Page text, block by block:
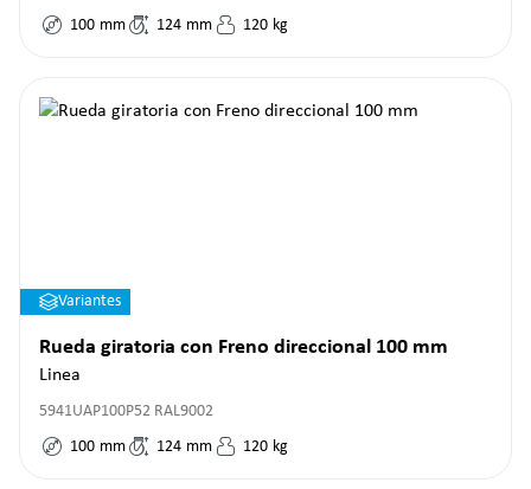
100 mm 124 mm 120 kg
Variantes
Rueda giratoria con Freno direccional 100 mm
Linea
5941UAP100P52 RAL9002
100 mm 124 mm 120 kg